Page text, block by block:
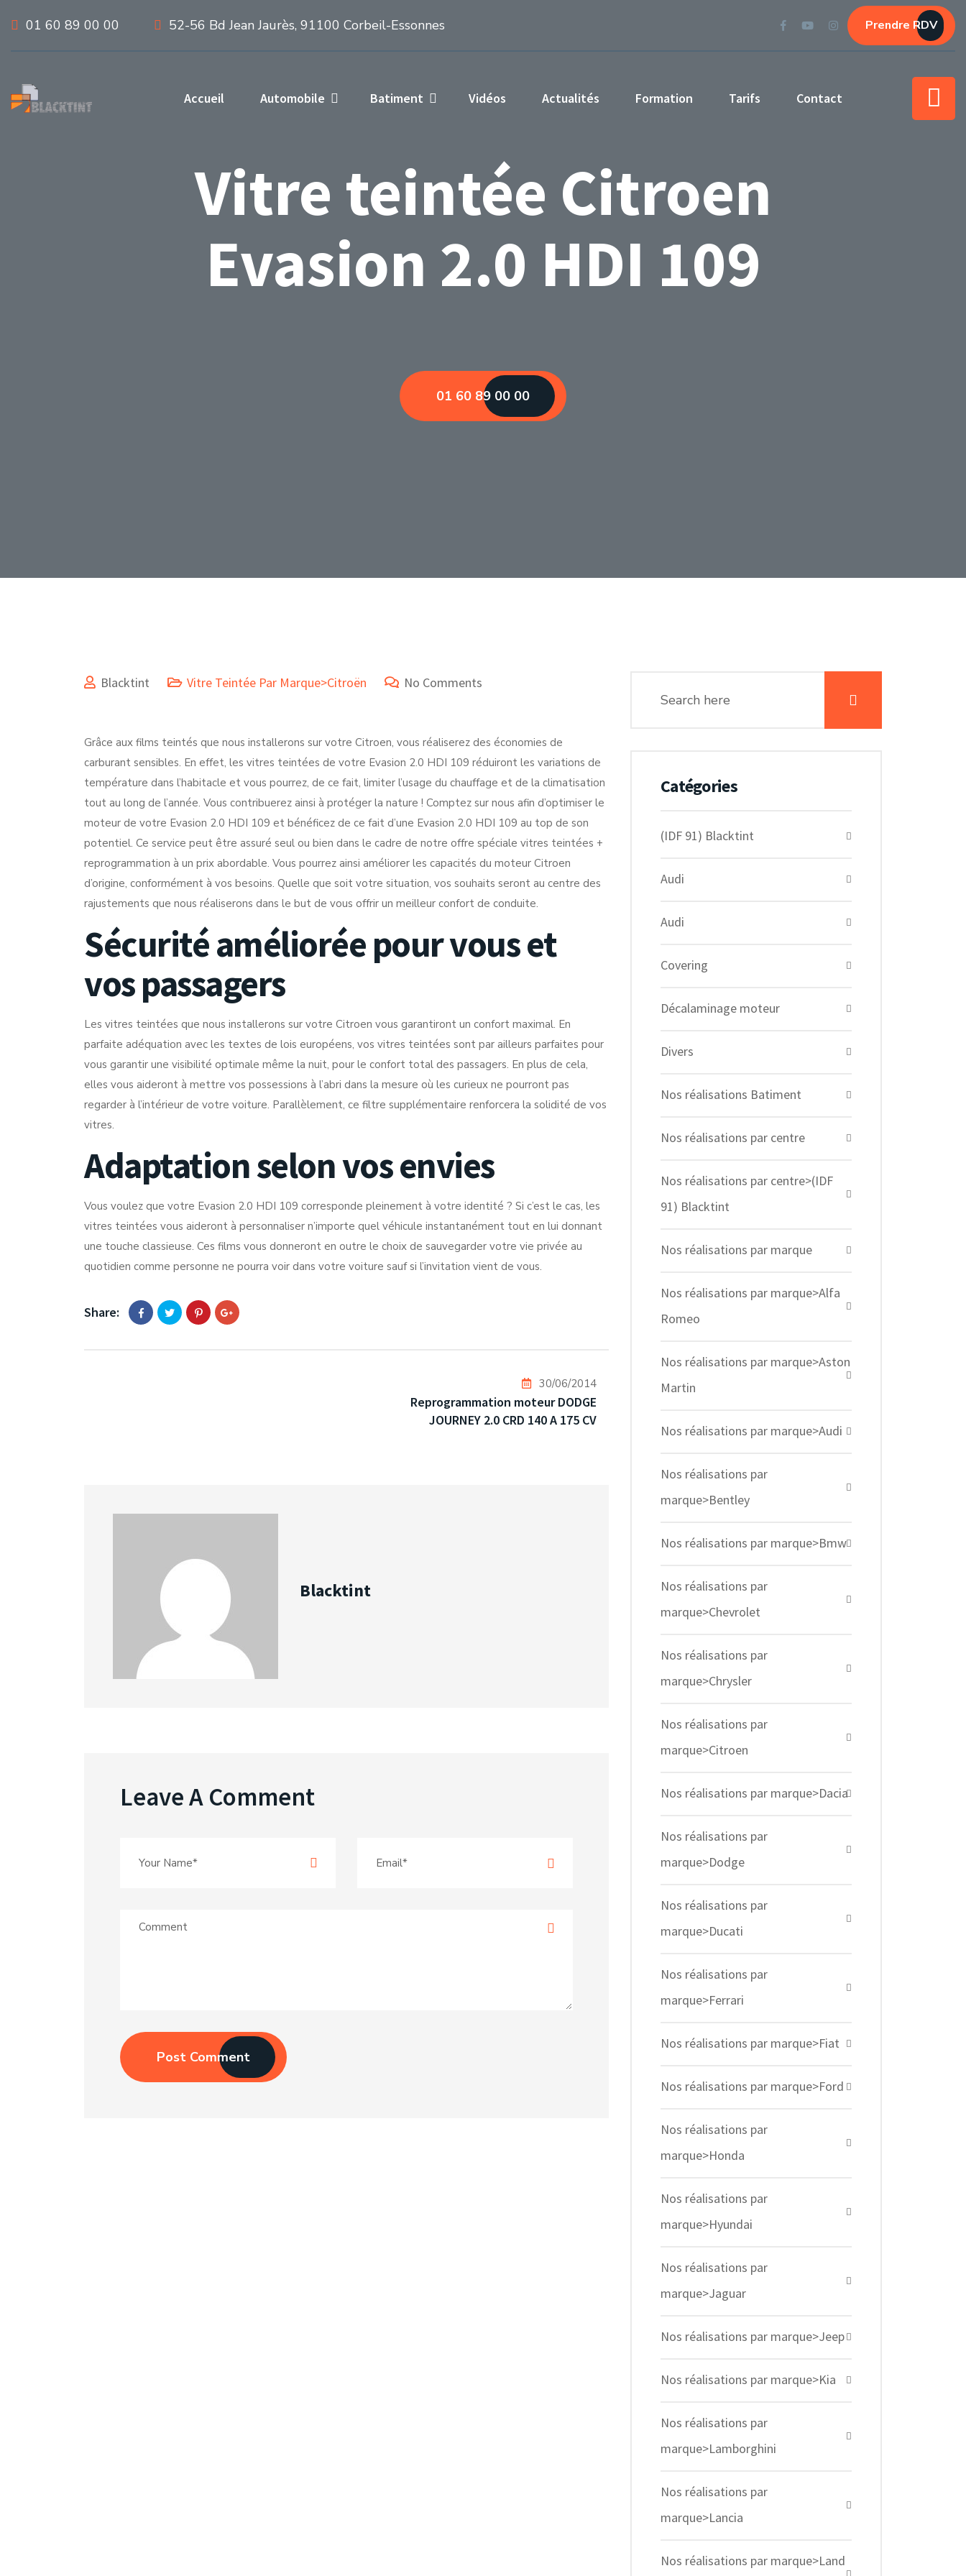
01 60 89 00 00 52-56 Bd Jean Jaurès, 91100 Corbeil-Essonnes Prendre RDV
Accueil Automobile Batiment Vidéos Actualités Formation Tarifs Contact
Vitre teintée Citroen
Evasion 2.0 HDI 109
01 60 89 00 00
Blacktint Vitre Teintée Par Marque>Citroën No Comments
Grâce aux films teintés que nous installerons sur votre Citroen, vous réaliserez des économies de
carburant sensibles. En effet, les vitres teintées de votre Evasion 2.0 HDI 109 réduiront les variations de
température dans l’habitacle et vous pourrez, de ce fait, limiter l’usage du chauffage et de la climatisation
tout au long de l’année. Vous contribuerez ainsi à protéger la nature ! Comptez sur nous afin d’optimiser le
moteur de votre Evasion 2.0 HDI 109 et bénéficez de ce fait d’une Evasion 2.0 HDI 109 au top de son
potentiel. Ce service peut être assuré seul ou bien dans le cadre de notre offre spéciale vitres teintées +
reprogrammation à un prix abordable. Vous pourrez ainsi améliorer les capacités du moteur Citroen
d’origine, conformément à vos besoins. Quelle que soit votre situation, vos souhaits seront au centre des
rajustements que nous réaliserons dans le but de vous offrir un meilleur confort de conduite.
Sécurité améliorée pour vous et
vos passagers
Les vitres teintées que nous installerons sur votre Citroen vous garantiront un confort maximal. En
parfaite adéquation avec les textes de lois européens, vos vitres teintées sont par ailleurs parfaites pour
vous garantir une visibilité optimale même la nuit, pour le confort total des passagers. En plus de cela,
elles vous aideront à mettre vos possessions à l’abri dans la mesure où les curieux ne pourront pas
regarder à l’intérieur de votre voiture. Parallèlement, ce filtre supplémentaire renforcera la solidité de vos
vitres.
Adaptation selon vos envies
Vous voulez que votre Evasion 2.0 HDI 109 corresponde pleinement à votre identité ? Si c’est le cas, les
vitres teintées vous aideront à personnaliser n’importe quel véhicule instantanément tout en lui donnant
une touche classieuse. Ces films vous donneront en outre le choix de sauvegarder votre vie privée au
quotidien comme personne ne pourra voir dans votre voiture sauf si l’invitation vient de vous.
Share:
30/06/2014
Reprogrammation moteur DODGE
JOURNEY 2.0 CRD 140 A 175 CV
Blacktint
Leave A Comment
Post Comment
Catégories
(IDF 91) Blacktint
Audi
Audi
Covering
Décalaminage moteur
Divers
Nos réalisations Batiment
Nos réalisations par centre
Nos réalisations par centre>(IDF
91) Blacktint
Nos réalisations par marque
Nos réalisations par marque>Alfa
Romeo
Nos réalisations par marque>Aston
Martin
Nos réalisations par marque>Audi
Nos réalisations par
marque>Bentley
Nos réalisations par marque>Bmw
Nos réalisations par
marque>Chevrolet
Nos réalisations par
marque>Chrysler
Nos réalisations par
marque>Citroen
Nos réalisations par marque>Dacia
Nos réalisations par
marque>Dodge
Nos réalisations par
marque>Ducati
Nos réalisations par
marque>Ferrari
Nos réalisations par marque>Fiat
Nos réalisations par marque>Ford
Nos réalisations par
marque>Honda
Nos réalisations par
marque>Hyundai
Nos réalisations par
marque>Jaguar
Nos réalisations par marque>Jeep
Nos réalisations par marque>Kia
Nos réalisations par
marque>Lamborghini
Nos réalisations par
marque>Lancia
Nos réalisations par marque>Land